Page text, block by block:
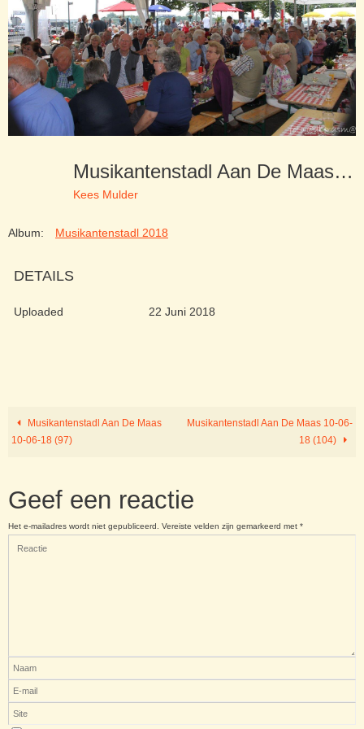
Musikantenstadl Aan De Maas 10-06-18 (103)
Kees Mulder
Album: Musikantenstadl 2018
DETAILS
Uploaded 22 Juni 2018
Musikantenstadl Aan De Maas
10-06-18 (97)
Musikantenstadl Aan De Maas 10-06-
18 (104)
Geef een reactie
Het e-mailadres wordt niet gepubliceerd. Vereiste velden zijn gemarkeerd met *